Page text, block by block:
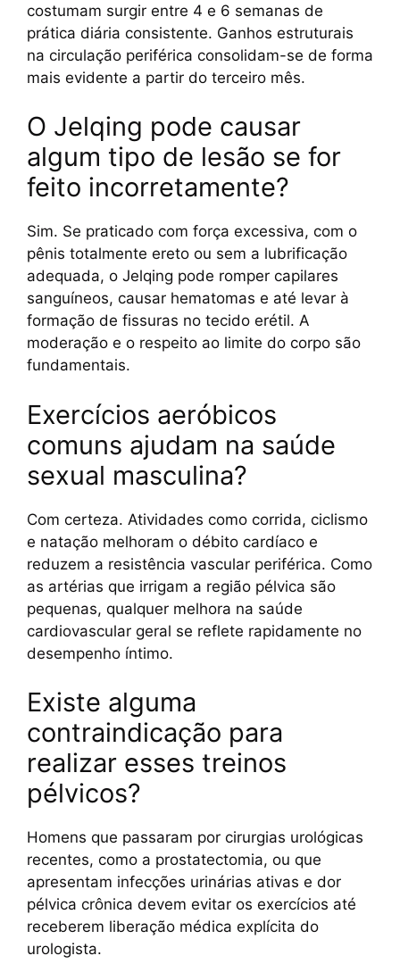
costumam surgir entre 4 e 6 semanas de
prática diária consistente. Ganhos estruturais
na circulação periférica consolidam-se de forma
mais evidente a partir do terceiro mês.
O Jelqing pode causar
algum tipo de lesão se for
feito incorretamente?
Sim. Se praticado com força excessiva, com o
pênis totalmente ereto ou sem a lubrificação
adequada, o Jelqing pode romper capilares
sanguíneos, causar hematomas e até levar à
formação de fissuras no tecido erétil. A
moderação e o respeito ao limite do corpo são
fundamentais.
Exercícios aeróbicos
comuns ajudam na saúde
sexual masculina?
Com certeza. Atividades como corrida, ciclismo
e natação melhoram o débito cardíaco e
reduzem a resistência vascular periférica. Como
as artérias que irrigam a região pélvica são
pequenas, qualquer melhora na saúde
cardiovascular geral se reflete rapidamente no
desempenho íntimo.
Existe alguma
contraindicação para
realizar esses treinos
pélvicos?
Homens que passaram por cirurgias urológicas
recentes, como a prostatectomia, ou que
apresentam infecções urinárias ativas e dor
pélvica crônica devem evitar os exercícios até
receberem liberação médica explícita do
urologista.